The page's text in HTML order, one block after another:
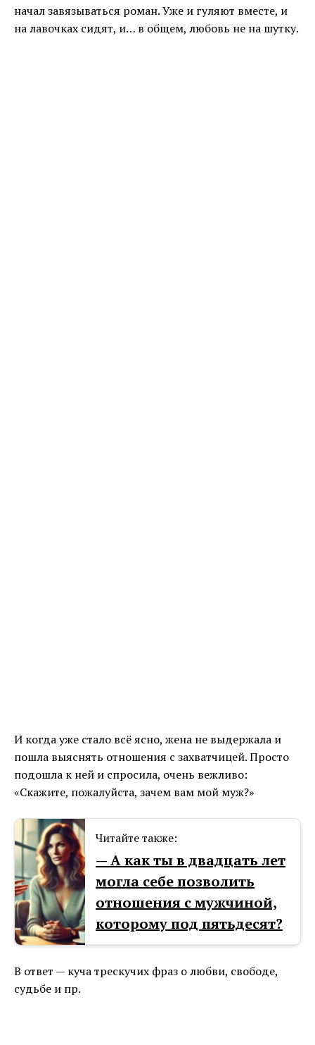
начал завязываться роман. Уже и гуляют вместе, и
на лавочках сидят, и… в общем, любовь не на шутку.
И когда уже стало всё ясно, жена не выдержала и
пошла выяснять отношения с захватчицей. Просто
подошла к ней и спросила, очень вежливо:
«Скажите, пожалуйста, зачем вам мой муж?»
Читайте также:
— А как ты в двадцать лет
могла себе позволить
отношения с мужчиной,
которому под пятьдесят?
В ответ — куча трескучих фраз о любви, свободе,
судьбе и пр.